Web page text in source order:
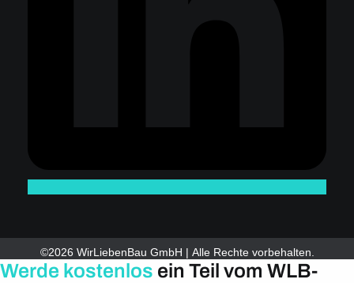
©2026 WirLiebenBau GmbH | Alle Rechte vorbehalten.
Werde kostenlos ein Teil vom WLB-